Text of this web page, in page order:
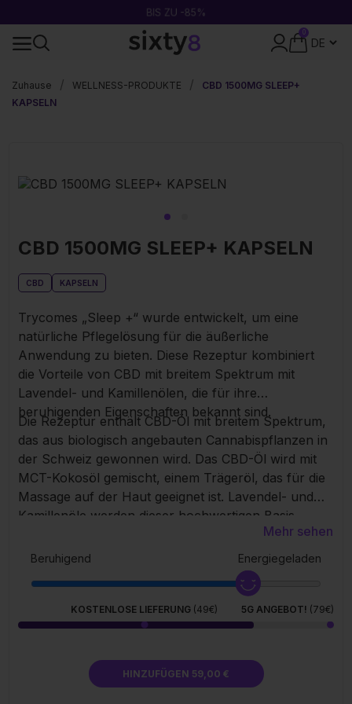
BIS ZU -85%
0
Zuhause
WELLNESS-PRODUKTE
CBD 1500MG SLEEP+
KAPSELN
CBD 1500MG SLEEP+ KAPSELN
CBD KAPSELN
Trycomes „Sleep +“ wurde entwickelt, um eine
natürliche Pflegelösung für die äußerliche
Anwendung zu bieten. Diese Rezeptur kombiniert
die Vorteile von CBD mit breitem Spektrum mit
Lavendel- und Kamillenölen, die für ihre
beruhigenden Eigenschaften bekannt sind.
Die Rezeptur enthält CBD-Öl mit breitem Spektrum,
das aus biologisch angebauten Cannabispflanzen in
der Schweiz gewonnen wird. Das CBD-Öl wird mit
MCT-Kokosöl gemischt, einem Trägeröl, das für die
Massage auf der Haut geeignet ist. Lavendel- und
Kamillenöle werden dieser hochwertigen Basis
hinzugefügt. Für die äußerliche Anwendung: sanft in
die Haut einmassieren.
Mehr sehen
Beruhigend Energiegeladen
KOSTENLOSE LIEFERUNG (49€) 5G ANGEBOT! (79€)
HINZUFÜGEN 59,00 €